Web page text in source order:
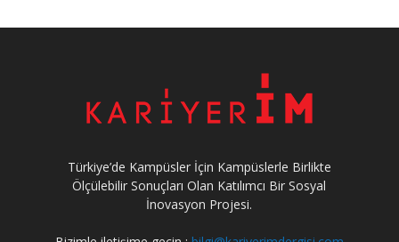
Türkiye’de Kampüsler İçin Kampüslerle Birlikte
Ölçülebilir Sonuçları Olan Katılımcı Bir Sosyal
İnovasyon Projesi.